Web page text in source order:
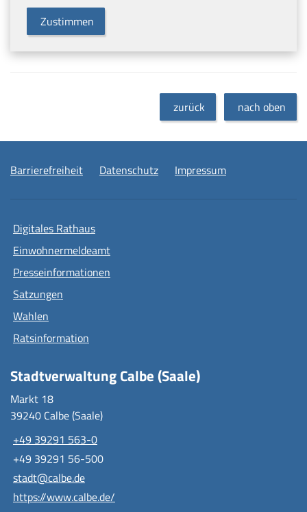
Zustimmen
zurück nach oben
Barrierefreiheit Datenschutz Impressum
Digitales Rathaus
Einwohnermeldeamt
Presseinformationen
Satzungen
Wahlen
Ratsinformation
Stadtverwaltung Calbe (Saale)
Markt 18
39240 Calbe (Saale)
+49 39291 563-0
+49 39291 56-500
stadt@calbe.de
https://www.calbe.de/